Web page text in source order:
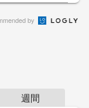
by
週間